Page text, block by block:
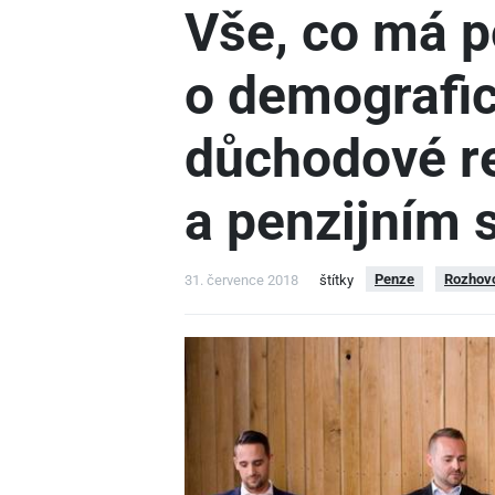
Vše, co má
o
důchodové
a penzijním
31. července 2018 štítky Penze